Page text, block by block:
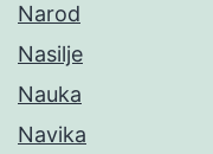
Narod
Nasilje
Nauka
Navika